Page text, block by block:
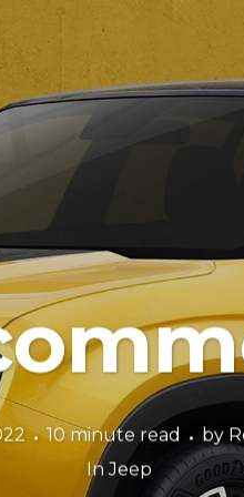
10 minute read by
In Jeep